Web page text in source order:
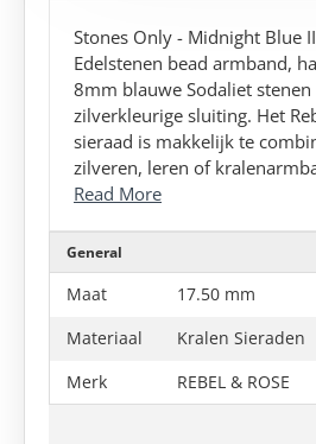
Stones Only - Midnight Blue
Edelstenen bead armband,
8mm blauwe Sodaliet stenen
zilverkleurige sluiting. Het
sieraad is makkelijk te
zilveren, leren of
Read More
General
Maat
17.50 mm
Materiaal
Kralen Sieraden
Merk
REBEL & ROSE